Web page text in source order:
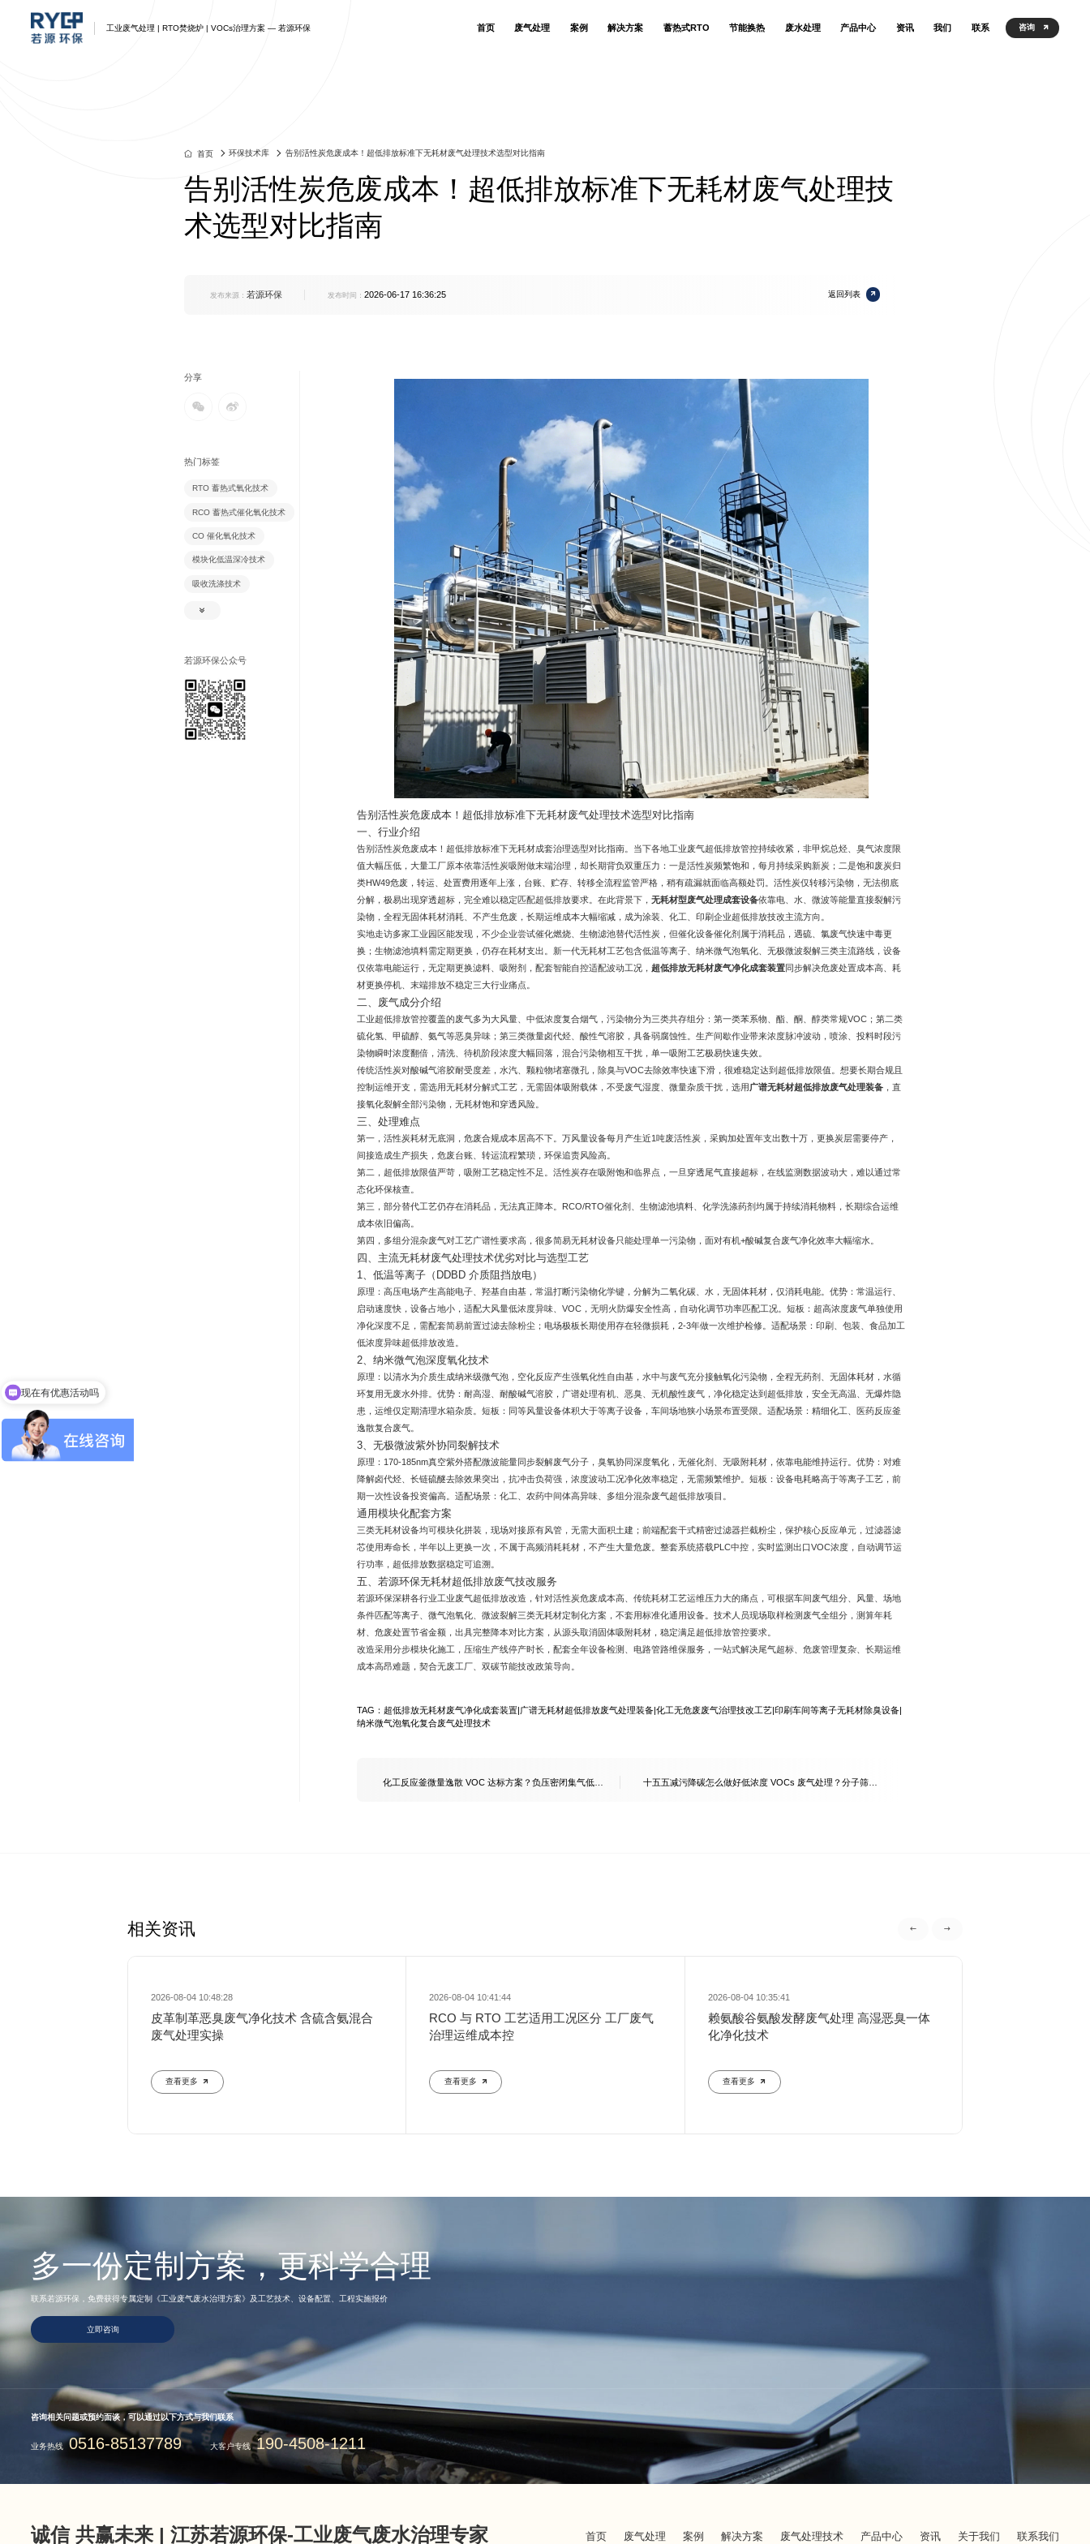
工业废气处理 | RTO焚烧炉 | VOCs治理方案 — 若源环保 首页 废气处理
业废气环保综合治理方案
吸收洗涤技术 吸附脱附技术
模块低温深冷技术 湿电除尘技术 布袋除尘技术
生物除臭技术 风风逆流换热技术
案例 解决方案
业环保综合废气治理方案
化工污水站调节 污水站生化段恶
PVC 加工助剂异 电动车喷涂车间 热镀锌酸洗池盐
热镀锌锌烟颗粒 炒酱（调味酱包）气 动物无害化恶臭
塑料薄膜凹版印
蓄热式RTO
业环保综合治理方案
适用场景 相关案例
节能换热 废水处理 产品中心
业环保综合治理方案
吸附脱附设备 RTO焚烧炉
资讯
业环保综合治理方案
废气治理知识 废水处理知识
环保设备观点 行业动态
换热器技术
我们
业环保综合治理方案
客户评价
联系
业环保综合治理方案
咨询
首页 环保技术库 告别活性炭危废成本！超低排放标准下无耗材废气处理技术选型对比指南
告别活性炭危废成本！超低排放标准下无耗材废气处理技
术选型对比指南
发布来源： 若源环保 发布时间：2026-06-17 16:36:25 返回列表
分享
热门标签
RTO 蓄热式氧化技术
RCO 蓄热式催化氧化技术
CO 催化氧化技术
模块化低温深冷技术
吸收洗涤技术
吸附脱附技术
除尘技术
生物除臭技术
风风逆流换热技术
若源环保公众号
告别活性炭危废成本！超低排放标准下无耗材废气处理技术选型对比指南
一、行业介绍
告别活性炭危废成本！超低排放标准下无耗材成套治理选型对比指南。当下各地工业废气超低排放管控持续收紧，非甲烷总烃、臭气浓度限
值大幅压低，大量工厂原本依靠活性炭吸附做末端治理，却长期背负双重压力：一是活性炭频繁饱和，每月持续采购新炭；二是饱和废炭归
类HW49危废，转运、处置费用逐年上涨，台账、贮存、转移全流程监管严格，稍有疏漏就面临高额处罚。活性炭仅转移污染物，无法彻底
分解，极易出现穿透超标，完全难以稳定匹配超低排放要求。在此背景下，无耗材型废气处理成套设备依靠电、水、微波等能量直接裂解污
染物，全程无固体耗材消耗、不产生危废，长期运维成本大幅缩减，成为涂装、化工、印刷企业超低排放技改主流方向。
实地走访多家工业园区能发现，不少企业尝试催化燃烧、生物滤池替代活性炭，但催化设备催化剂属于消耗品，遇硫、氯废气快速中毒更
换；生物滤池填料需定期更换，仍存在耗材支出。新一代无耗材工艺包含低温等离子、纳米微气泡氧化、无极微波裂解三类主流路线，设备
仅依靠电能运行，无定期更换滤料、吸附剂，配套智能自控适配波动工况，超低排放无耗材废气净化成套装置同步解决危废处置成本高、耗
材更换停机、末端排放不稳定三大行业痛点。
二、废气成分介绍
工业超低排放管控覆盖的废气多为大风量、中低浓度复合烟气，污染物分为三类共存组分：第一类苯系物、酯、酮、醇类常规VOC；第二类
硫化氢、甲硫醇、氨气等恶臭异味；第三类微量卤代烃、酸性气溶胶，具备弱腐蚀性。生产间歇作业带来浓度脉冲波动，喷涂、投料时段污
染物瞬时浓度翻倍，清洗、待机阶段浓度大幅回落，混合污染物相互干扰，单一吸附工艺极易快速失效。
传统活性炭对酸碱气溶胶耐受度差，水汽、颗粒物堵塞微孔，除臭与VOC去除效率快速下滑，很难稳定达到超低排放限值。想要长期合规且
控制运维开支，需选用无耗材分解式工艺，无需固体吸附载体，不受废气湿度、微量杂质干扰，选用 广谱无耗材超低排放废气处理装备 ，直
接氧化裂解全部污染物，无耗材饱和穿透风险。
三、处理难点
第一，活性炭耗材无底洞，危废合规成本居高不下。万风量设备每月产生近1吨废活性炭，采购加处置年支出数十万，更换炭层需要停产，
间接造成生产损失，危废台账、转运流程繁琐，环保追责风险高。
第二，超低排放限值严苛，吸附工艺稳定性不足。活性炭存在吸附饱和临界点，一旦穿透尾气直接超标，在线监测数据波动大，难以通过常
态化环保核查。
第三，部分替代工艺仍存在消耗品，无法真正降本。RCO/RTO催化剂、生物滤池填料、化学洗涤药剂均属于持续消耗物料，长期综合运维
成本依旧偏高。
第四，多组分混杂废气对工艺广谱性要求高，很多简易无耗材设备只能处理单一污染物，面对有机+酸碱复合废气净化效率大幅缩水。
四、主流无耗材废气处理技术优劣对比与选型工艺
1、低温等离子（DDBD 介质阻挡放电）
原理：高压电场产生高能电子、羟基自由基，常温打断污染物化学键，分解为二氧化碳、水，无固体耗材，仅消耗电能。优势：常温运行、
启动速度快，设备占地小，适配大风量低浓度异味、VOC，无明火防爆安全性高，自动化调节功率匹配工况。短板：超高浓度废气单独使用
净化深度不足，需配套简易前置过滤去除粉尘；电场极板长期使用存在轻微损耗，2-3年做一次维护检修。适配场景：印刷、包装、食品加工
低浓度异味超低排放改造。
2、纳米微气泡深度氧化技术
原理：以清水为介质生成纳米级微气泡，空化反应产生强氧化性自由基，水中与废气充分接触氧化污染物，全程无药剂、无固体耗材，水循
环复用无废水外排。优势：耐高湿、耐酸碱气溶胶，广谱处理有机、恶臭、无机酸性废气，净化稳定达到超低排放，安全无高温、无爆炸隐
患，运维仅定期清理水箱杂质。短板：同等风量设备体积大于等离子设备，车间场地狭小场景布置受限。适配场景：精细化工、医药反应釜
逸散复合废气。
3、无极微波紫外协同裂解技术
原理：170-185nm真空紫外搭配微波能量同步裂解废气分子，臭氧协同深度氧化，无催化剂、无吸附耗材，依靠电能维持运行。优势：对难
降解卤代烃、长链硫醚去除效果突出，抗冲击负荷强，浓度波动工况净化效率稳定，无需频繁维护。短板：设备电耗略高于等离子工艺，前
期一次性设备投资偏高。适配场景：化工、农药中间体高异味、多组分混杂废气超低排放项目。
通用模块化配套方案
三类无耗材设备均可模块化拼装，现场对接原有风管，无需大面积土建；前端配套干式精密过滤器拦截粉尘，保护核心反应单元，过滤器滤
芯使用寿命长，半年以上更换一次，不属于高频消耗耗材，不产生大量危废。整套系统搭载PLC中控，实时监测出口VOC浓度，自动调节运
行功率，超低排放数据稳定可追溯。
五、若源环保无耗材超低排放废气技改服务
若源环保深耕各行业工业废气超低排放改造，针对活性炭危废成本高、传统耗材工艺运维压力大的痛点，可根据车间废气组分、风量、场地
条件匹配等离子、微气泡氧化、微波裂解三类无耗材定制化方案，不套用标准化通用设备。技术人员现场取样检测废气全组分，测算年耗
材、危废处置节省金额，出具完整降本对比方案，从源头取消固体吸附耗材，稳定满足超低排放管控要求。
改造采用分步模块化施工，压缩生产线停产时长，配套全年设备检测、电路管路维保服务，一站式解决尾气超标、危废管理复杂、长期运维
成本高昂难题，契合无废工厂、双碳节能技改政策导向。
TAG：超低排放无耗材废气净化成套装置 广谱无耗材超低排放废气处理装备 |化工无危废废气治理技改工艺 |印刷车间等离子无耗材除臭设备
纳米微气泡氧化复合废气处理技术
化工反应釜微量逸散 VOC 达标方案？负压密闭集气低温
十五五减污降碳怎么做好低浓度 VOCs 废气处理？分子筛低
相关资讯
2026-08-04 10:48:28
皮革制革恶臭废气净化技术 含硫含氨混合
废气处理实操
查看更多
2026-08-04 10:41:44
RCO 与 RTO 工艺适用工况区分 工厂废气
治理运维成本控
查看更多
2026-08-04 10:35:41
赖氨酸谷氨酸发酵废气处理 高湿恶臭一体
化净化技术
查看更多
多一份定制方案，更科学合理
联系若源环保，免费获得专属定制《工业废气废水治理方案》及工艺技术、设备配置、工程实施报价
立即咨询
咨询相关问题或预约面谈，可以通过以下方式与我们联系
业务热线 0516-85137789 大客户专线 190-4508-1211
诚信 共赢未来 | 江苏若源环保-工业废气废水治理专家 首页 废气处理 案例 解决方案 废气处理技术 产品中心 资讯 关于我们 联系我们
可以介绍下你们的产品么